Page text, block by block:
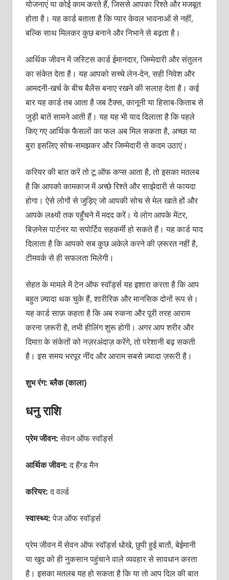
योजनाएं या कोई काम करते हैं, जिससे आपका रिश्ते और मजबूत
होता है। यह कार्ड बताता है कि प्यार केवल भावनाओं से नहीं,
बल्कि साथ मिलकर कुछ बनाने और निभाने से बढ़ता है।
आर्थिक जीवन में जस्टिस कार्ड ईमानदार, जिम्मेदारी और संतुलन
का संकेत देता है। यह आपको सच्चे लेन-देन, सही निवेश और
आमदनी-खर्च के बीच बैलेंस बनाए रखने की सलाह देता है। कई
बार यह कार्ड तब आता है जब टैक्स, कानूनी या हिसाब-किताब से
जुड़ी बातें सामने आती हैं। यह यह भी याद दिलाता है कि पहले
किए गए आर्थिक फैसलों का फल अब मिल सकता है, अच्छा या
बुरा इसलिए सोच-समझकर और जिम्मेदारी से कदम उठाएं।
करियर की बात करें तो टू ऑफ कप्स आता है, तो इसका मतलब
है कि आपको कामकाज में अच्छे रिश्ते और साझेदारी से फायदा
होगा। ऐसे लोगों से जुड़िए जो आपकी सोच से मेल खाते हों और
आपके लक्ष्यों तक पहुँचने में मदद करें। ये लोग आपके मेंटर,
बिज़नेस पार्टनर या सपोर्टिव सहकर्मी हो सकते हैं। यह कार्ड याद
दिलाता है कि आपको सब कुछ अकेले करने की ज़रूरत नहीं है,
टीमवर्क से ही सफलता मिलेगी।
सेहत के मामले में टेन ऑफ स्वॉर्ड्स यह इशारा करता है कि आप
बहुत ज़्यादा थक चुके हैं, शारीरिक और मानसिक दोनों रूप से।
यह कार्ड साफ़ कहता है कि अब रुकना और पूरी तरह आराम
करना ज़रूरी है, तभी हीलिंग शुरू होगी। अगर आप शरीर और
दिमाग़ के संकेतों को नज़रअंदाज़ करेंगे, तो परेशानी बढ़ सकती
है। इस समय भरपूर नींद और आराम सबसे ज़्यादा ज़रूरी है।
शुभ रंग: ब्लैक (काला)
धनु राशि
प्रेम जीवन:सेवन ऑफ स्वॉर्ड्स
आर्थिक जीवन:द हैंग्ड मैन
करियर:द वर्ल्ड
स्वास्थ्य:पेज ऑफ स्वॉर्ड्स
प्रेम जीवन में सेवन ऑफ स्वॉर्ड्स धोखे, छुपी हुई बातों, बेईमानी
या खुद को ही नुकसान पहुंचाने वाले व्यवहार से सावधान करता
है। इसका मतलब यह हो सकता है कि या तो आप दिल की बात